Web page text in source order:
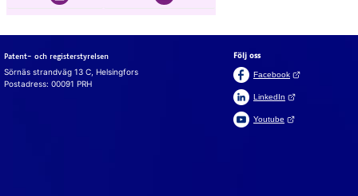
Patent- och registerstyrelsen
Sörnäs strandväg 13 C, Helsingfors
Postadress: 00091 PRH
Följ oss
Facebook(Öppnas i en ny
LinkedIn (Öppnas i en ny flik)
Youtube (Öppnas i en ny flik)